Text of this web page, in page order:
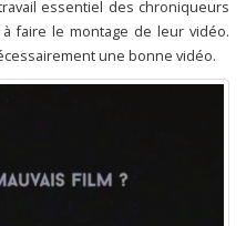
essentiel des chroniqueurs
faire le montage de leur vidéo.
une bonne vidéo.